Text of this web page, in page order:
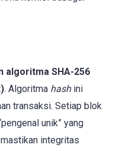
algoritma SHA-256
. Algoritma hashini
transaksi. Setiap blok
unik” yang
integritas